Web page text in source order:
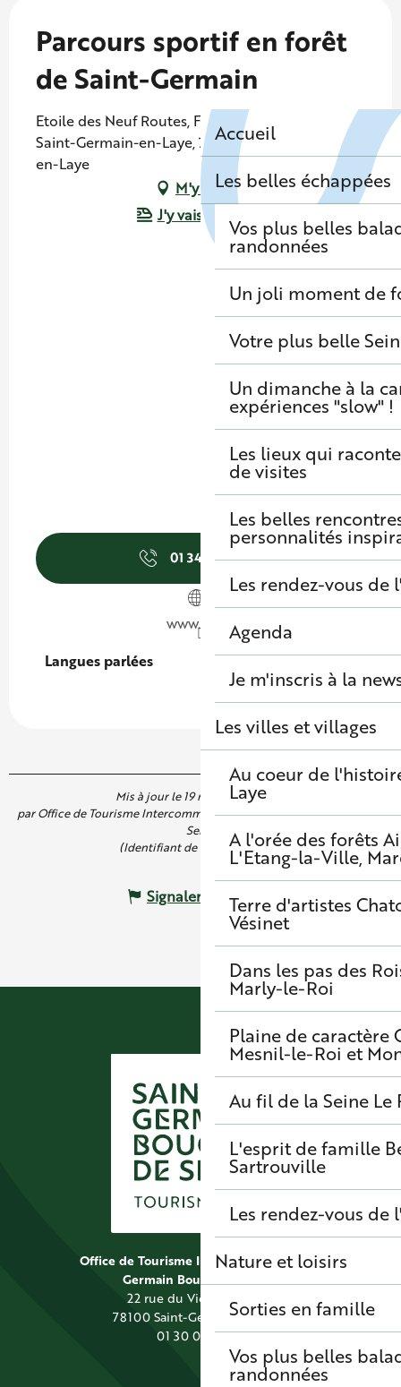
Accueil
Les belles échappées
Vos plus belles
randonnées
Un joli moment de
Votre plus belle
Un dimanche à la
expériences "slow" !
Les lieux qui
de visites
Les belles
personnalités
Les rendez-vous de
Agenda
Je m'inscris à la
Les villes et villages
Au coeur de
Laye
A l'orée des forêts
L'Etang-la-Ville,
Terre d'artistes
Vésinet
Dans les pas des
Marly-le-Roi
Plaine de caractère
Mesnil-le-Roi et
Au fil de la Seine Le
L'esprit de famille
Sartrouville
Les rendez-vous de
Nature et loisirs
Sorties en famille
Vos plus belles
randonnées
Parcours sportif en forêt
de Saint-Germain
Etoile des Neuf Routes, Forêt Domaniale de
Saint-Germain-en-Laye, 78100 Saint-Germain-
en-Laye
M'y rendre
J'y vais en train !
01 34 83 63▒▒
www.onf.fr
Langues parlées
Langues parlées
Mis à jour le 19 mai 2026 à 14:36
par Office de Tourisme Intercommunal de Saint Germain Boucles de
Seine
(Identifiant de l'offre :4911555)
Signaler une erreur
Office de Tourisme Intercommunal Saint
Germain Boucles de Seine
22 rue du Vieil Abreuvoir
78100 Saint-Germain-en-Laye
01 30 09 39 89